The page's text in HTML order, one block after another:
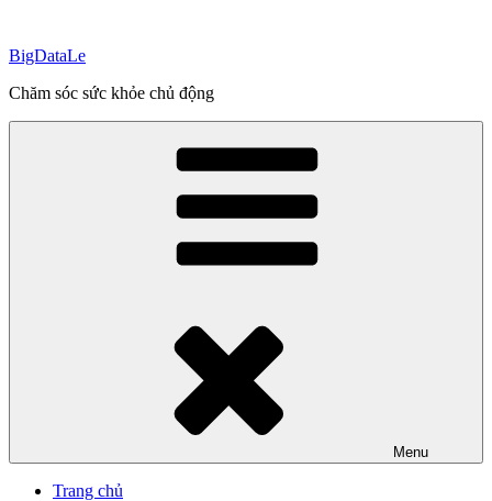
content
BigDataLe
Chăm sóc sức khỏe chủ động
Menu
Trang chủ